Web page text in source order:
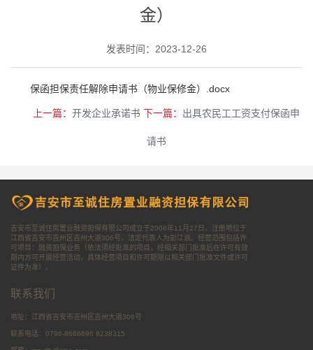
金）
发表时间：2023-12-26
保函担保责任解除申请书（物业保修金）.docx
上一篇： 开发企业承诺书 下一篇： 出具农民工工资支付保函申
请书
吉安市至诚住房置业融资担保有限公司成立于2006年11月27日，注册地位于
江西省吉安市吉州区吉州大道306号，法定代表人为彭江浪。经营范围包括许
可项目：融资担保业务（依法须经批准的项目，经相关部门批准后在许可有效
期内方可开展经营活动，具体经营项目和许可期限以相关部门批准文件或许可
证件为准）。
联系我们
地址： 江西省吉安市吉州区吉州大道306号
联系电话： 0796-8666696 8238315